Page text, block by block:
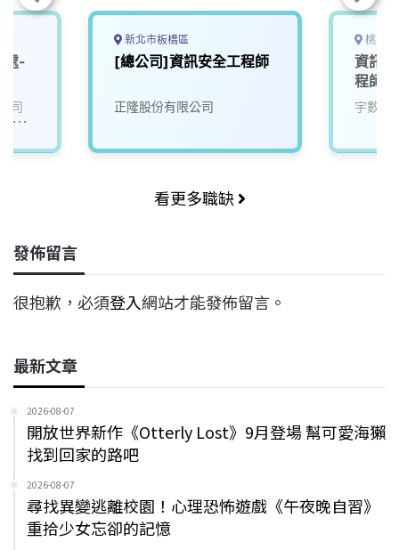
處-
司
豐
新北市板橋區
[總公司]資訊安全工程師
正隆股份有限公司
桃園
資訊
程師
宇數科
看更多職缺
發佈留言
很抱歉，必須登入網站才能發佈留言。
最新文章
2026-08-07
開放世界新作《Otterly Lost》9月登場 幫可愛海獺
找到回家的路吧
2026-08-07
尋找異變逃離校園！心理恐怖遊戲《午夜晚自習》
重拾少女忘卻的記憶